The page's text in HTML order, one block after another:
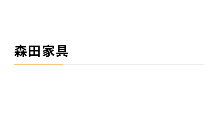
森田家具